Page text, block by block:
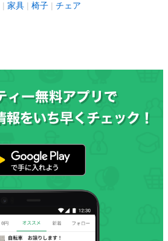
家具 椅子 チェア